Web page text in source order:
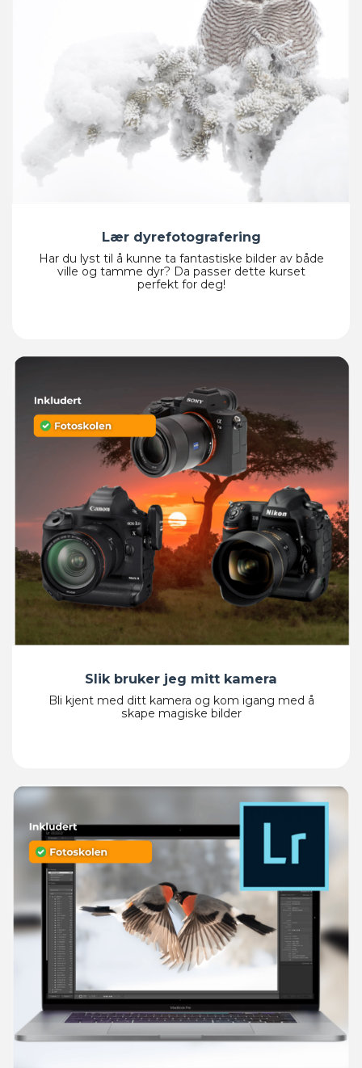
Lær dyrefotografering
Har du lyst til å kunne ta fantastiske bilder av både
ville og tamme dyr? Da passer dette kurset
perfekt for deg!
Slik bruker jeg mitt kamera
Bli kjent med ditt kamera og kom igang med å
skape magiske bilder